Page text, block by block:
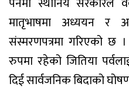
मातृभाषमा अध्ययन र
संस्मरणपत्रमा गरिएको छ
रुपमा रहेको जितिया
दिई सार्वजनिक बिदाको